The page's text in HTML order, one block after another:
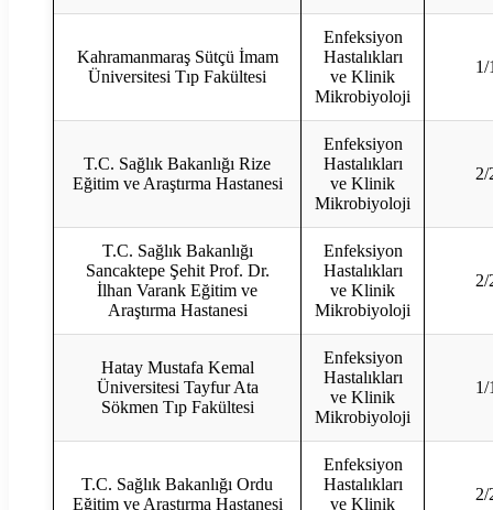
Kahramanmaraş Sütçü İmam
Üniversitesi Tıp Fakültesi
Enfeksiyon
Hastalıkları
ve Klinik
Mikrobiyoloji
1/
T.C. Sağlık Bakanlığı Rize
Eğitim ve Araştırma Hastanesi
Enfeksiyon
Hastalıkları
ve Klinik
Mikrobiyoloji
2/
T.C. Sağlık Bakanlığı
Sancaktepe Şehit Prof. Dr.
İlhan Varank Eğitim ve
Araştırma Hastanesi
Enfeksiyon
Hastalıkları
ve Klinik
Mikrobiyoloji
2/
Hatay Mustafa Kemal
Üniversitesi Tayfur Ata
Sökmen Tıp Fakültesi
Enfeksiyon
Hastalıkları
ve Klinik
Mikrobiyoloji
1/
T.C. Sağlık Bakanlığı Ordu
Eğitim ve Araştırma Hastanesi
Enfeksiyon
Hastalıkları
ve Klinik
2/